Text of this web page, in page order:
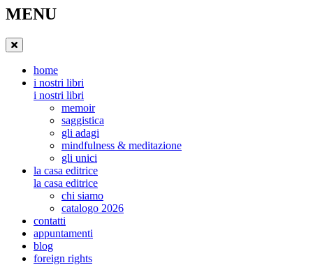
MENU
home
i nostri libri
i nostri libri
memoir
saggistica
gli adagi
mindfulness & meditazione
gli unici
la casa editrice
la casa editrice
chi siamo
catalogo 2026
contatti
appuntamenti
blog
foreign rights